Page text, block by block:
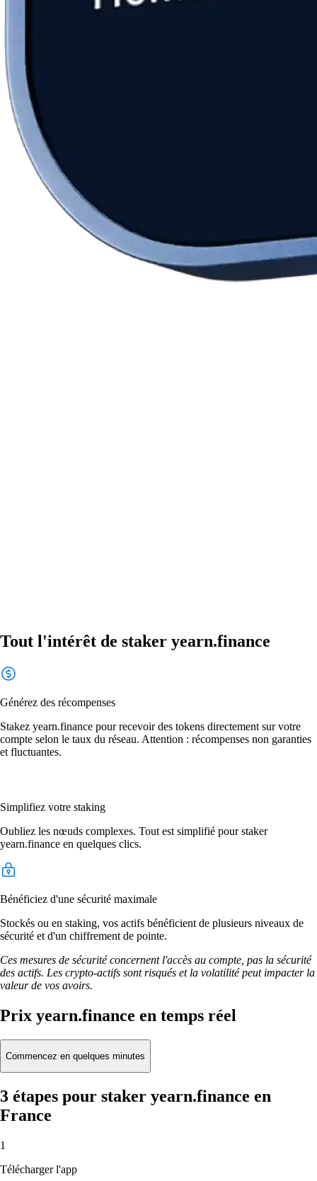
Tout l'intérêt de staker yearn.finance
Générez des récompenses
Stakez yearn.finance pour recevoir des tokens directement sur votre
compte selon le taux du réseau. Attention : récompenses non garanties
et fluctuantes.
Simplifiez votre staking
Oubliez les nœuds complexes. Tout est simplifié pour staker
yearn.finance en quelques clics.
Bénéficiez d'une sécurité maximale
Stockés ou en staking, vos actifs bénéficient de plusieurs niveaux de
sécurité et d'un chiffrement de pointe.
Ces mesures de sécurité concernent l'accès au compte, pas la sécurité
des actifs. Les crypto-actifs sont risqués et la volatilité peut impacter la
valeur de vos avoirs.
Prix yearn.finance en temps réel
Commencez en quelques minutes
3 étapes pour staker yearn.finance en
France
1
Télécharger l'app